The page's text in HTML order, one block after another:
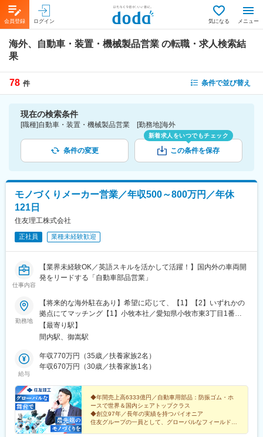
会員登録 ログイン 気になる メニュー
海外、自動車・装置・機械製品営業 の転職・求人検索結
果
78 件 条件で並び替え
現在の検索条件
[職種]自動車・装置・機械製品営業 [勤務地]海外
条件の変更
新着求人をいつでもチェック
この条件を保存
モノづくりメーカー営業／年収500～800万円／年休
121日
住友理工株式会社
正社員 業種未経験歓迎
仕事内容
【業界未経験OK／英語スキルを活かして活躍！】国内外の車両開
発をリードする「自動車部品営業」
勤務地
【将来的な海外駐在あり】希望に応じて、【1】【2】いずれかの
拠点にてマッチング【1】小牧本社／愛知県小牧市東3丁目1番地
＜アクセス＞■バス停「住友理工前」徒歩2分※受動喫煙対策あり
（2026年度より敷地内全面禁煙予定）【2】東海化成工業株式会
アクセス＞ ■中央道土岐ICより車10分■名鉄広見線・御嵩駅より車
5分※受動喫煙対策あり
【最寄り駅】
間内駅、御嵩駅
給与
年収770万円（35歳／扶養家族2名）
年収670万円（30歳／扶養家族1名）
◆年間売上高6333億円／自動車用部品：防振ゴム・ホ
ースで世界＆国内シェアトップクラス
◆創立97年／長年の実績を持つパイオニア
住友グループの一員として、グローバルなフィールドで